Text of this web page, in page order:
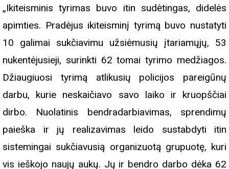
„Ikiteisminis tyrimas buvo itin sudėtingas, didelės
apimties. Pradėjus ikiteisminį tyrimą buvo nustatyti
10 galimai sukčiavimu užsiėmusių įtariamųjų, 53
nukentėjusieji, surinkti 62 tomai tyrimo medžiagos.
Džiaugiuosi tyrimą atlikusių policijos pareigūnų
darbu, kurie neskaičiavo savo laiko ir kruopščiai
dirbo. Nuolatinis bendradarbiavimas, sprendimų
paieška ir jų realizavimas leido sustabdyti itin
sistemingai sukčiavusią organizuotą grupuotę, kuri
vis ieškojo naujų aukų. Jų ir bendro darbo dėka 62